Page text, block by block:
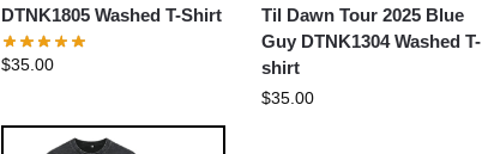
DTNK1805 Washed T-Shirt
$35.00
Til Dawn Tour 2025 Blue
Guy DTNK1304 Washed T-
shirt
$35.00